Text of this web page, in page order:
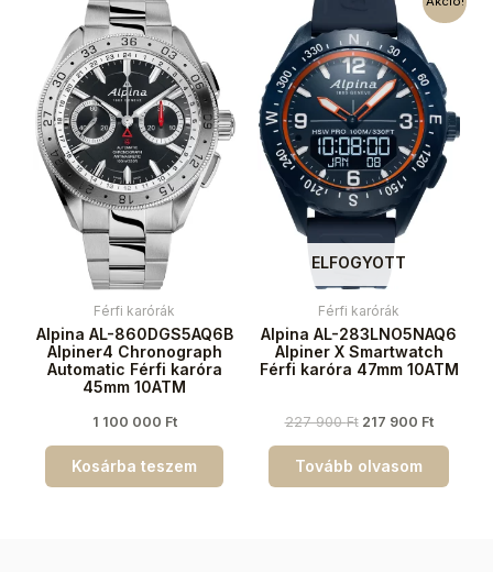
Férfi karórák
Alpina AL-860DGS5AQ6B
Alpiner4 Chronograph
Automatic Férfi karóra
45mm 10ATM
1 100 000 Ft
Kosárba teszem
ELFOGYOTT
Férfi karórák
Alpina AL-283LNO5NAQ6
Alpiner X Smartwatch
Férfi karóra 47mm 10ATM
227 900Ft 217 900 Ft
Tovább olvasom